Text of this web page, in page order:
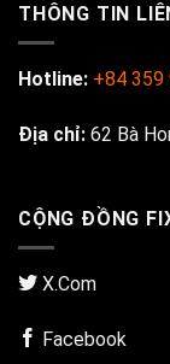
THÔNG TIN
Hotline: +84 359
Địa chỉ: 62 Bà
CỘNG ĐỒNG
X.Com
Facebook